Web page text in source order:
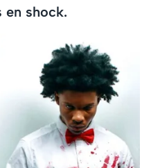
en shock.